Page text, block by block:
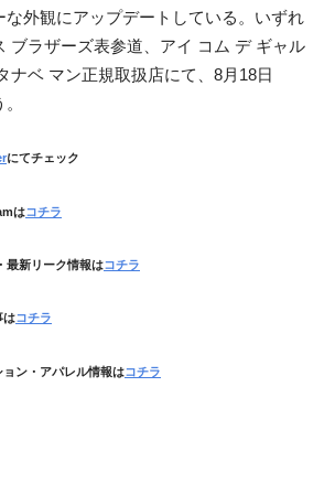
な外観にアップデートしている。いずれ
ブラザーズ表参道、アイ コム デ ギャル
ナベ マン正規取扱店にて、8月18日
にてチェック
はコチラ
新リーク情報はコチラ
はコチラ
ン・アパレル情報はコチラ